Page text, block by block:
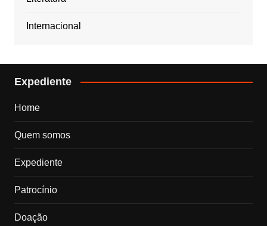
Internacional
Expediente
Home
Quem somos
Expediente
Patrocínio
Doação